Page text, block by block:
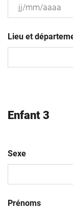
slash
MM
Lieu et
Enfant 3
Sexe
Prénoms